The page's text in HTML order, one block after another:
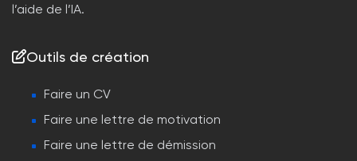
l’aide de l’IA.
Outils de création
Faire un CV
Faire une lettre de motivation
Faire une lettre de démission